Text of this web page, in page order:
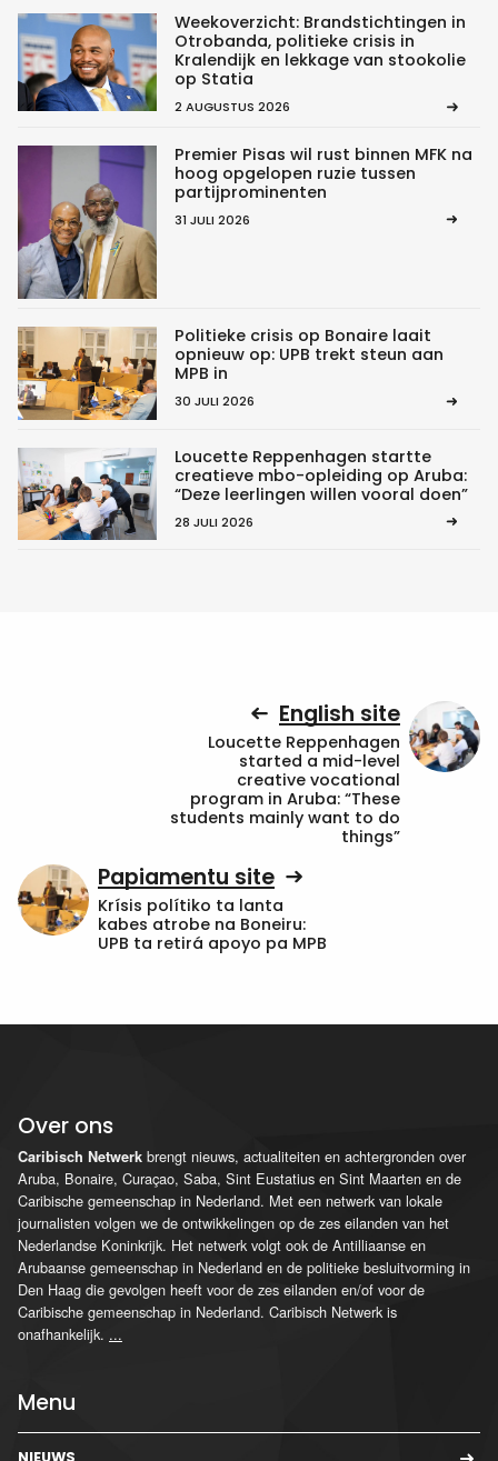
Weekoverzicht: Brandstichtingen in
Otrobanda, politieke crisis in
Kralendijk en lekkage van stookolie
op Statia
2 AUGUSTUS 2026
Premier Pisas wil rust binnen MFK na
hoog opgelopen ruzie tussen
partijprominenten
31 JULI 2026
Politieke crisis op Bonaire laait
opnieuw op: UPB trekt steun aan
MPB in
30 JULI 2026
Loucette Reppenhagen startte
creatieve mbo-opleiding op Aruba:
“Deze leerlingen willen vooral doen”
28 JULI 2026
English site
Loucette Reppenhagen
started a mid-level
creative vocational
program in Aruba: “These
students mainly want to do
things”
Papiamentu site
Krísis polítiko ta lanta
kabes atrobe na Boneiru:
UPB ta retirá apoyo pa MPB
Over ons
Caribisch Netwerk brengt nieuws, actualiteiten en achtergronden over
Aruba, Bonaire, Curaçao, Saba, Sint Eustatius en Sint Maarten en de
Caribische gemeenschap in Nederland. Met een netwerk van lokale
journalisten volgen we de ontwikkelingen op de zes eilanden van het
Nederlandse Koninkrijk. Het netwerk volgt ook de Antilliaanse en
Arubaanse gemeenschap in Nederland en de politieke besluitvorming in
Den Haag die gevolgen heeft voor de zes eilanden en/of voor de
Caribische gemeenschap in Nederland. Caribisch Netwerk is
onafhankelijk. ...
Menu
NIEUWS